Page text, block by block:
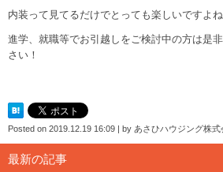
内装って見てるだけでとっても楽しいですよ
進学、就職等でお引越しをご検討中の方は是
さい！
Posted on 2019.12.19 16:09 | by あさひハウジング株式
最新の記事